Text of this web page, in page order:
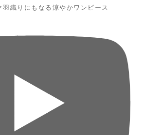
織りにもなる涼やかワンピース